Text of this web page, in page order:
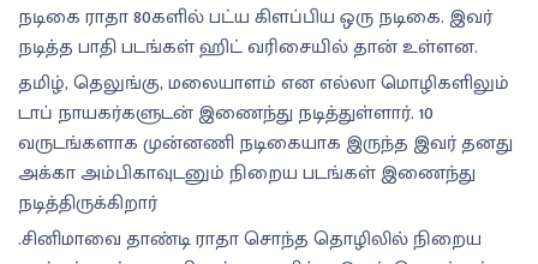
நடிகை ராதா 80களில் பட்ய கிளப்பிய ஒரு நடிகை. இவர்
நடித்த பாதி படங்கள் ஹிட் வரிசையில் தான் உள்ளன.
தமிழ், தெலுங்கு, மலையாளம் என எல்லா மொழிகளிலும்
டாப் நாயகர்களுடன் இணைந்து நடித்துள்ளார். 10
வருடங்களாக முன்னணி நடிகையாக இருந்த இவர் தனது
அக்கா அம்பிகாவுடனும் நிறைய படங்கள் இணைந்து
நடித்திருக்கிறார்
.சினிமாவை தாண்டி ராதா சொந்த தொழிலில் நிறைய